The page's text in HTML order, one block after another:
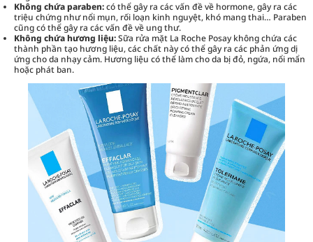
Không chứa paraben:có thể gây ra các vấn đề về hormone, gây ra các
triệu chứng như nổi mụn, rối loạn kinh nguyệt, khó mang thai… Paraben
cũng có thể gây ra các vấn đề về ung thư.
Không chứa hương liệu:Sữa rửa mặt La Roche Posay không chứa các
thành phần tạo hương liệu, các chất này có thể gây ra các phản ứng dị
ứng cho da nhạy cảm. Hương liệu có thể làm cho da bị đỏ, ngứa, nổi mẩn
hoặc phát ban.